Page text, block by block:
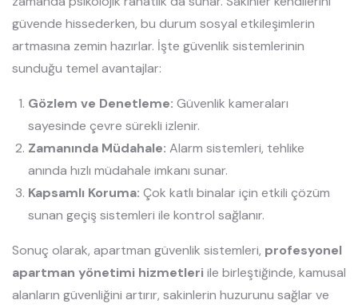
güvende hissederken, bu durum sosyal etkileşimlerin
artmasına zemin hazırlar. İşte güvenlik sistemlerinin
sunduğu temel avantajlar:
Gözlem ve Denetleme: Güvenlik kameraları
sayesinde çevre sürekli izlenir.
Zamanında Müdahale: Alarm sistemleri, tehlike
anında hızlı müdahale imkanı sunar.
Kapsamlı Koruma: Çok katlı binalar için etkili çözüm
sunan geçiş sistemleri ile kontrol sağlanır.
Sonuç olarak, apartman güvenlik sistemleri, profesyonel
apartman yönetimi hizmetleriile birleştiğinde, kamusal
alanların güvenliğini artırır, sakinlerin huzurunu sağlar ve